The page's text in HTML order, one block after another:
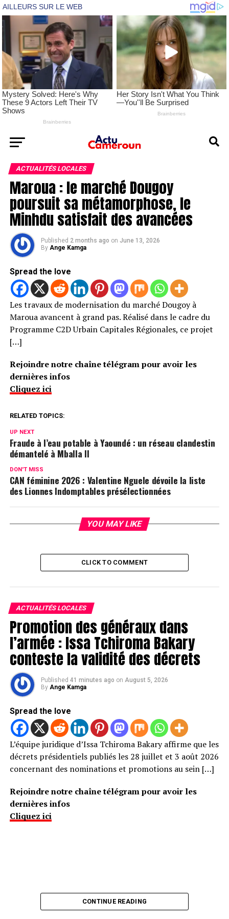
ACTUALITÉS LOCALES
Maroua : le marché Dougoy
poursuit sa métamorphose, le
Minhdu satisfait des avancées
Published 2 months ago on June 13, 2026
By Ange Kamga
Spread the love
Les travaux de modernisation du marché Dougoy à
Maroua avancent à grand pas. Réalisé dans le cadre du
Programme C2D Urbain Capitales Régionales, ce projet
[…]
Rejoindre notre chaîne télégram pour avoir les
dernières infos
Cliquez ici
RELATED TOPICS:
UP NEXT
Fraude à l’eau potable à Yaoundé : un réseau clandestin
démantelé à Mballa II
DON'T MISS
CAN féminine 2026 : Valentine Nguele dévoile la liste
des Lionnes Indomptables présélectionnées
YOU MAY LIKE
CLICK TO COMMENT
ACTUALITÉS LOCALES
Promotion des généraux dans
l’armée : Issa Tchiroma Bakary
conteste la validité des décrets
Published 41 minutes ago on August 5, 2026
By Ange Kamga
Spread the love
L’équipe juridique d’Issa Tchiroma Bakary affirme que les
décrets présidentiels publiés les 28 juillet et 3 août 2026
concernant des nominations et promotions au sein […]
Rejoindre notre chaîne télégram pour avoir les
dernières infos
Cliquez ici
CONTINUE READING